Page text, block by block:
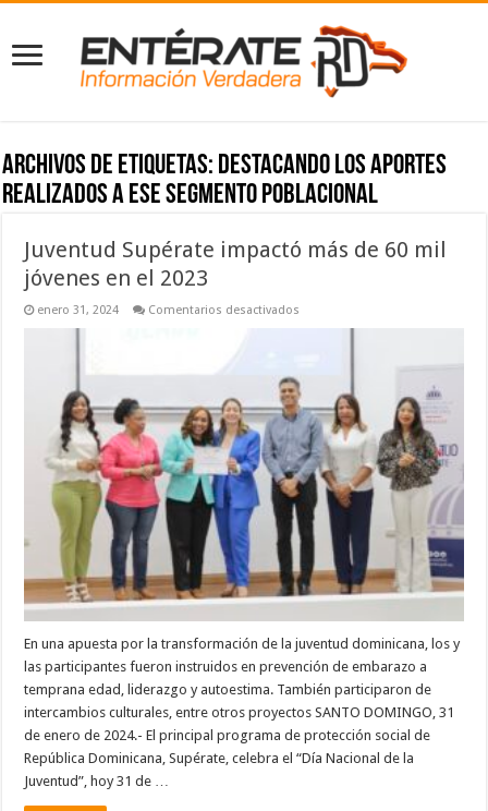
Archivos de etiquetas: destacando los aportes
realizados a ese segmento poblacional
Juventud Supérate impactó más de 60 mil
jóvenes en el 2023
enero 31, 2024 Comentarios desactivados
de
60
mil
jóvenes
en
el
2023
En una apuesta por la transformación de la juventud dominicana, los y
las participantes fueron instruidos en prevención de embarazo a
temprana edad, liderazgo y autoestima. También participaron de
intercambios culturales, entre otros proyectos SANTO DOMINGO, 31
de enero de 2024.- El principal programa de protección social de
República Dominicana, Supérate, celebra el “Día Nacional de la
Juventud”, hoy 31 de …